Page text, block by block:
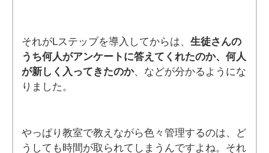
それがLステップを導入してからは、生徒さんの
うち何人がアンケートに答えてくれたのか、何人
が新しく入ってきたのか、などが分かるようにな
りました。
やっぱり教室で教えながら色々管理するのは、ど
うしても時間が取られてしまうんですよね。それ